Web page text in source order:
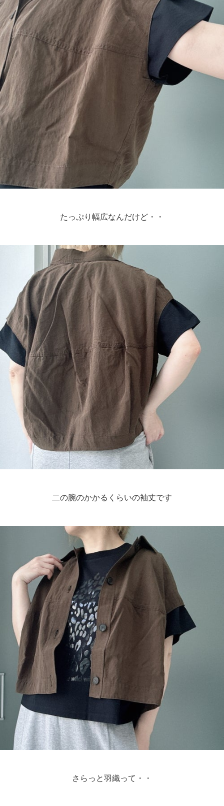
たっぷり幅広なんだけど・・
二の腕のかかるくらいの袖丈です
さらっと羽織って・・